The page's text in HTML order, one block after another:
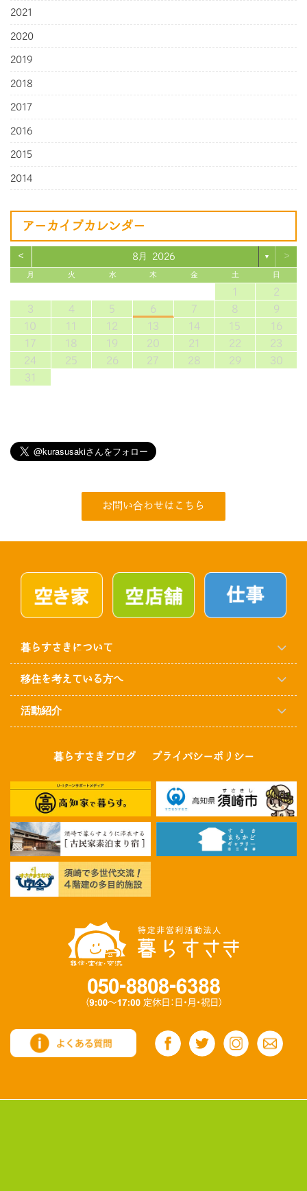
2021
2020
2019
2018
2017
2016
2015
2014
アーカイブカレンダー
< 8月 2026 ▼ >
月 火 水 木 金 土 日
1
2
3
4 5 6 7 8
9
10
11 12 13 14 15
16
17
18 19 20 21 22
23
24
25 26 27 28 29
30
31
お問い合わせはこちら
暮らすさきについて
移住を考えている方へ
活動紹介
暮らすさきブログ プライバシーポリシー